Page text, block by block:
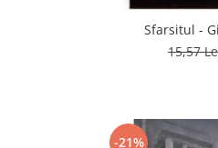
Sfarsitul -
15,57
-21%